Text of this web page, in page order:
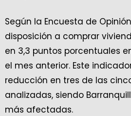
Según la Encuesta de
disposición a comprar
en 3,3 puntos porcentuales
el mes anterior. Este
reducción en tres de las
analizadas, siendo
más afectadas.